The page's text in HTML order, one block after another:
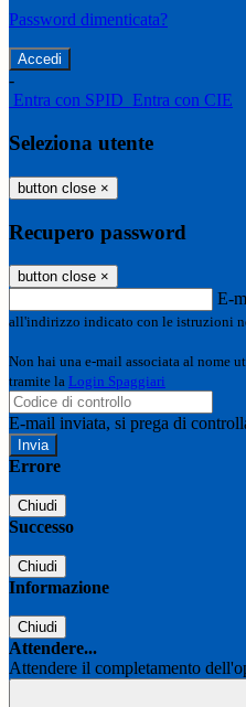
Password dimenticata?
-
Entra con SPID Entra con CIE
Seleziona utente
button close ×
Recupero password
button close ×
E-
all'indirizzo indicato con le istruzioni
Non hai una e-mail associata al nome
tramite la Login Spaggiari
E-mail inviata, si prega di
Errore
Chiudi
Successo
Chiudi
Informazione
Chiudi
Attendere...
Attendere il completamento